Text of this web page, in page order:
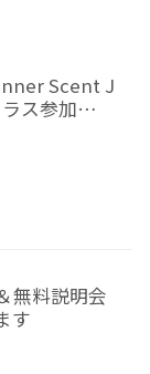
Scent J
ス参加…
無料説明会
す